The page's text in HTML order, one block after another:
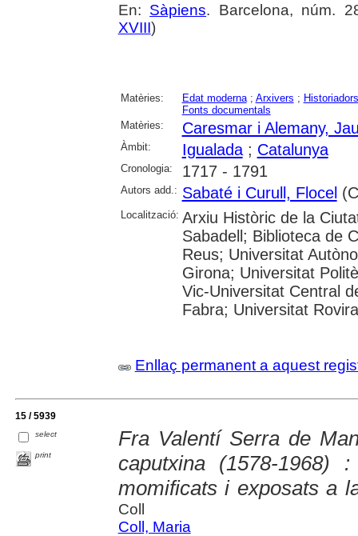
En: Sàpiens. Barcelona, núm.
XVIII)
Matèries: Edat moderna; Arxivers ; Historiadors
Fonts documentals
Matèries:
Caresmar i Alemany,
Àmbit: Igualada; Catalunya
Cronologia: 1717 - 1791
Autors add.: Sabaté i Curull, Flocel
Localització: Arxiu Històric de la
Sabadell; Biblioteca de
Reus; Universitat
Girona; Universitat
Vic-Universitat Central
Fabra; Universitat
Enllaç permanent a aquest
15 / 5939
select
print
Fra Valentí Serra de
caputxina (1578-1968)
momificats i exposats a
Coll
Coll, Maria